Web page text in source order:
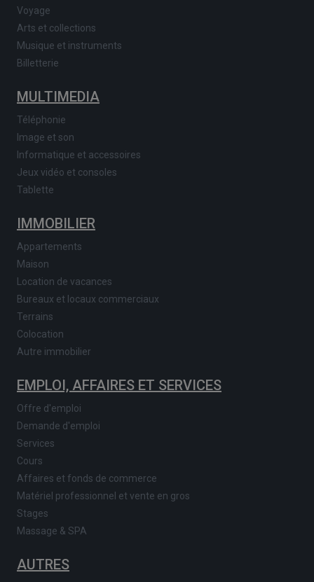
Voyage
Arts et collections
Musique et instruments
Billetterie
MULTIMEDIA
Téléphonie
Image et son
Informatique et accessoires
Jeux vidéo et consoles
Tablette
IMMOBILIER
Appartements
Maison
Location de vacances
Bureaux et locaux commerciaux
Terrains
Colocation
Autre immobilier
EMPLOI, AFFAIRES ET SERVICES
Offre d'emploi
Demande d'emploi
Services
Cours
Affaires et fonds de commerce
Matériel professionnel et vente en gros
Stages
Massage & SPA
AUTRES